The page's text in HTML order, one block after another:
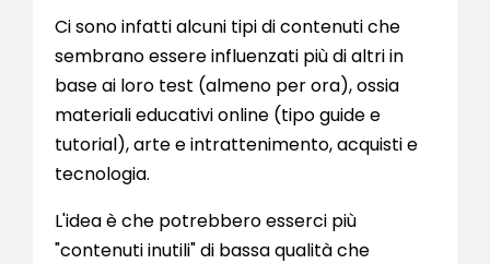
Ci sono infatti alcuni tipi di contenuti che
sembrano essere influenzati più di altri in
base ai loro test (almeno per ora), ossia
materiali educativi online (tipo guide e
tutorial), arte e intrattenimento, acquisti e
tecnologia.
L'idea è che potrebbero esserci più
"contenuti inutili" di bassa qualità che